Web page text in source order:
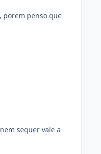
porem penso que
sequer vale a